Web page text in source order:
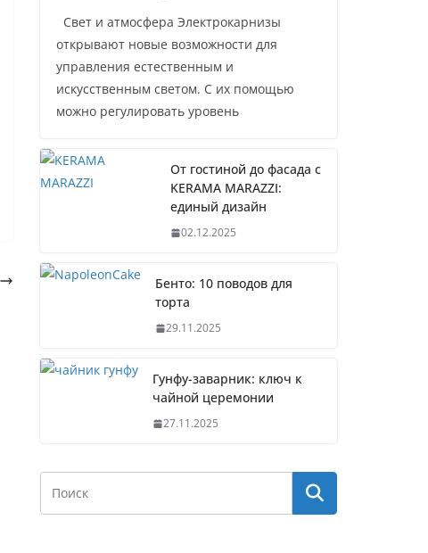
Свет и атмосфера Электрокарнизы
открывают новые возможности для
управления естественным и
искусственным светом. С их помощью
можно регулировать уровень
От гостиной до фасада с
KERAMA MARAZZI:
единый дизайн
02.12.2025
Бенто: 10 поводов для
торта
29.11.2025
Гунфу-заварник: ключ к
чайной церемонии
27.11.2025